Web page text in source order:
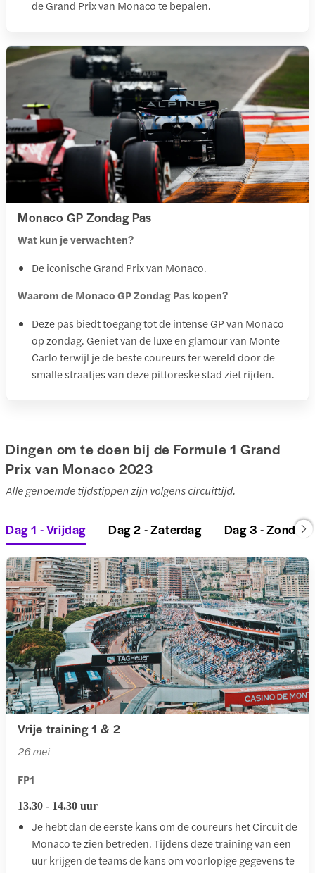
de Grand Prix van Monaco te bepalen.
Monaco GP Zondag Pas
Wat kun je verwachten?
De iconische Grand Prix van Monaco.
Waarom de Monaco GP Zondag Pas kopen?
Deze pas biedt toegang tot de intense GP van Monaco
op zondag. Geniet van de luxe en glamour van Monte
Carlo terwijl je de beste coureurs ter wereld door de
smalle straatjes van deze pittoreske stad ziet rijden.
Dingen om te doen bij de Formule 1 Grand
Prix van Monaco 2023
Alle genoemde tijdstippen zijn volgens circuittijd.
Dag 1 - Vrijdag Dag 2 - Zaterdag Dag 3 - Zondag
Vrije training 1 & 2
26 mei
FP1
13.30 - 14.30 uur
Je hebt dan de eerste kans om de coureurs het Circuit de
Monaco te zien betreden. Tijdens deze training van een
uur krijgen de teams de kans om voorlopige gegevens te